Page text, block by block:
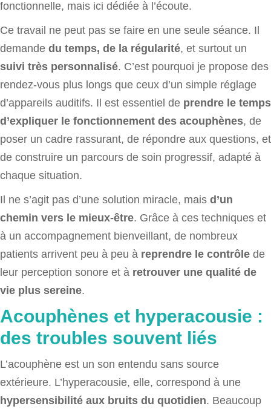
fonctionnelle, mais ici dédiée à l’écoute.
Ce travail ne peut pas se faire en une seule séance. Il
demande du temps, de la régularité, et surtout un
suivi très personnalisé. C’est pourquoi je propose des
rendez-vous plus longs que ceux d’un simple réglage
d’appareils auditifs. Il est essentiel de prendre le temps
d’expliquer le fonctionnement des acouphènes, de
poser un cadre rassurant, de répondre aux questions, et
de construire un parcours de soin progressif, adapté à
chaque situation.
Il ne s’agit pas d’une solution miracle, mais d’un
chemin vers le mieux-être. Grâce à ces techniques et
à un accompagnement bienveillant, de nombreux
patients arrivent peu à peu à reprendre le contrôle de
leur perception sonore et à retrouver une qualité de
vie plus sereine.
Acouphènes et hyperacousie :
des troubles souvent liés
L’acouphène est un son entendu sans source
extérieure. L’hyperacousie, elle, correspond à une
hypersensibilité aux bruits du quotidien. Beaucoup